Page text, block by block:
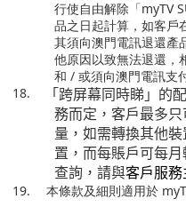
行使自由解除「myTV
品之日起計算，如客戶
其須向澳門電訊退還產
他原因以致無法退還，
和/或須向澳門電訊支
18.
「跨屏幕同時睇」的
務而定，客戶最多
量，如需轉換其他
置，而每賬戶可每
查詢，請與客戶服
19. 本條款及細則適用於